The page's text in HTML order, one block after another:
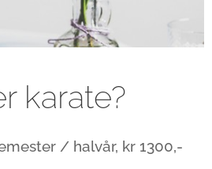
karate?
/ halvår, kr 1300,-